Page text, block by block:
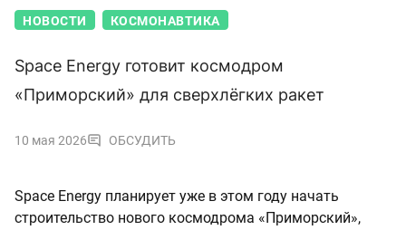
НОВОСТИ КОСМОНАВТИКА
Space Energy готовит космодром
«Приморский» для сверхлёгких ракет
10 мая 2026 ОБСУДИТЬ
Space Energy планирует уже в этом году начать
строительство нового космодрома «Приморский»,